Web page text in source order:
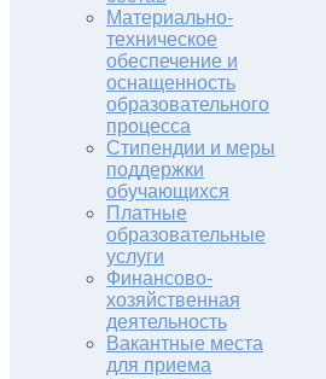
Материально-
техническое
обеспечение и
оснащенность
образовательного
процесса
Стипендии и меры
поддержки
обучающихся
Платные
образовательные
услуги
Финансово-
хозяйственная
деятельность
Вакантные места
для приема